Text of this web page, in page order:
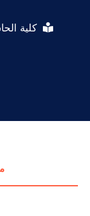
كلية